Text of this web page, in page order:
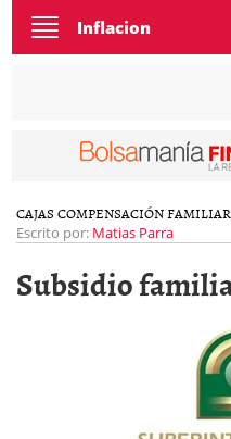
Toggle
navigation
Inflacion
CAJAS COMPENSACIÓN FAMILIAR
Escrito por: Matias Parra
Subsidio